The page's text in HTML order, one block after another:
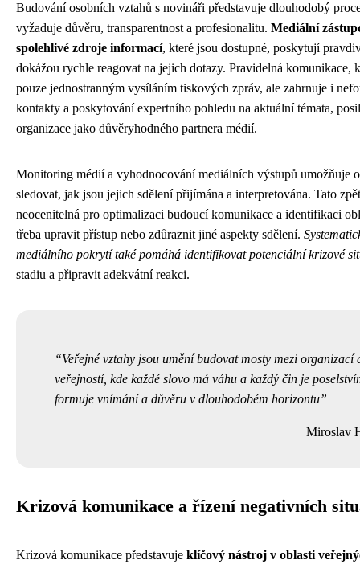
Budování osobních vztahů s novináři představuje dlouhodobý
vyžaduje důvěru, transparentnost a profesionalitu. Mediální
spolehlivé zdroje informací, které jsou dostupné, poskytují
dokážou rychle reagovat na jejich dotazy. Pravidelná komunikace,
pouze jednostranným vysíláním tiskových zpráv, ale zahrnuje i
kontakty a poskytování expertního pohledu na aktuální témata,
organizace jako důvěryhodného partnera médií.
Monitoring médií a vyhodnocování mediálních výstupů umožňuje
sledovat, jak jsou jejich sdělení přijímána a interpretována. Tato
neocenitelná pro optimalizaci budoucí komunikace a identifikaci
třeba upravit přístup nebo zdůraznit jiné aspekty sdělení.
mediálního pokrytí také pomáhá identifikovat potenciální krizové
stadiu a připravit adekvátní reakci.
Veřejné vztahy jsou umění budovat mosty mezi organizací
veřejností, kde každé slovo má váhu a každý čin je
formuje vnímání a důvěru v dlouhodobém horizontu
Miroslav
Krizová komunikace a řízení negativních
Krizová komunikace představuje klíčový nástroj v oblasti